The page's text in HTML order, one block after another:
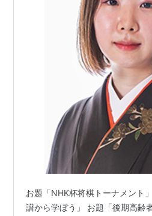
お題「NHK杯将棋トーナメント
譜から学ぼう」 お題「後期高齢